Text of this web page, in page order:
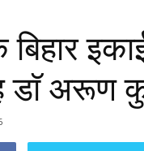
बिहार
डाॅ अरूण